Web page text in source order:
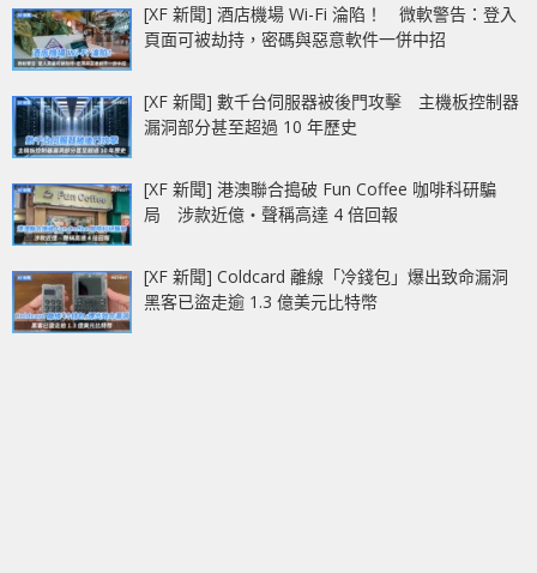
[XF 新聞] 酒店機場 Wi-Fi 淪陷！ 微軟警告：登入
頁面可被劫持，密碼與惡意軟件一併中招
[XF 新聞] 數千台伺服器被後門攻擊 主機板控制器
漏洞部分甚至超過 10 年歷史
[XF 新聞] 港澳聯合搗破 Fun Coffee 咖啡科研騙
局 涉款近億‧聲稱高達 4 倍回報
[XF 新聞] Coldcard 離線「冷錢包」爆出致命漏洞
黑客已盜走逾 1.3 億美元比特幣